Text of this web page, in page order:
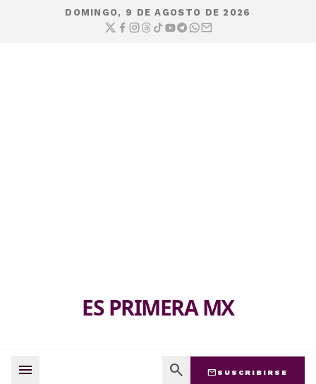
DOMINGO, 9 DE AGOSTO DE 2026
ES PRIMERA MX
menu search mail SUSCRIBIRSE